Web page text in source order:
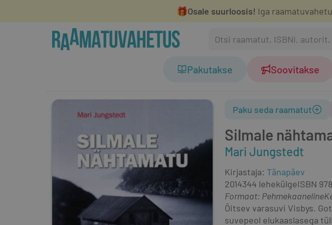
🎁Osale suurloosis! Iga
Pakutakse Soovitakse
Silmale
Mari Jungstedt
Paku seda raamatut
Kirjastaja: Tänapäev
2014344 lehekülgeISBN
Formaat: Pehmekaaneline
Õitsev varasuvi Visbys.
suvepeol elukaaslasega